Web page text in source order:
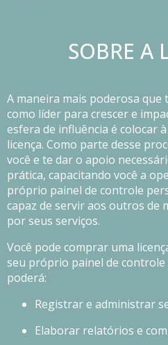
SOBRE A
A maneira mais poderosa que
como líder para crescer e
esfera de influência é colocar
licença. Como parte desse
você e te dar o apoio
prática, capacitando você a
próprio painel de controle
capaz de servir aos outros de
por seus serviços.
Você pode comprar uma
seu próprio painel de
poderá:
Registrar e administrar
Elaborar relatórios e